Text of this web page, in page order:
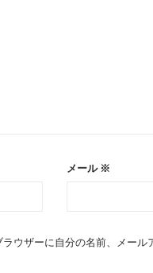
メール ※
ウザーに自分の名前、メール